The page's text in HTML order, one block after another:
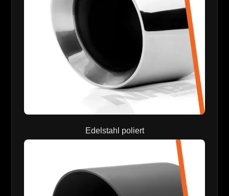
Edelstahl poliert